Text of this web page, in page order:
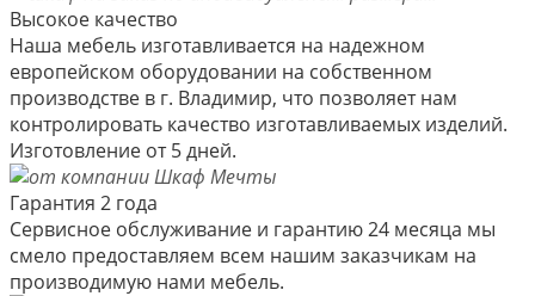
Высокое качество
Наша мебель изготавливается на надежном
европейском оборудовании на собственном
производстве в г. Владимир, что позволяет нам
контролировать качество изготавливаемых изделий.
Изготовление от 5 дней.
Гарантия 2 года
Сервисное обслуживание и гарантию 24 месяца мы
смело предоставляем всем нашим заказчикам на
производимую нами мебель.